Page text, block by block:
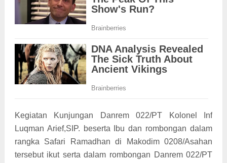
Kegiatan Kunjungan Danrem 022/PT Kolonel Inf
Luqman Arief,SIP. beserta Ibu dan rombongan dalam
rangka Safari Ramadhan di Makodim 0208/Asahan
tersebut ikut serta dalam rombongan Danrem 022/PT